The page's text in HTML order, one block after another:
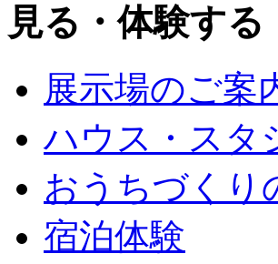
見る・体験する
展示場のご案
ハウス・スタ
おうちづくり
宿泊体験